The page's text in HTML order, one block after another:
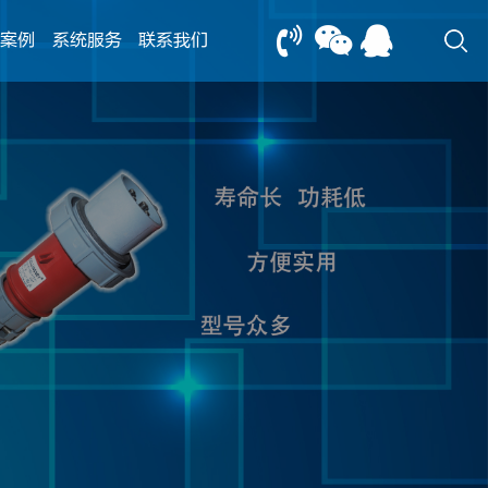
13805239166
例 系统服务 联系我们